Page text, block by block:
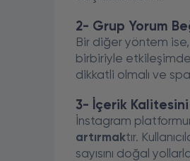
2- Grup Yorum
Bir diğer yöntem ise,
birbiriyle
dikkatli olmalı ve
3- İçerik Kalitesini
İnstagram
artırmaktır.
sayısını doğal